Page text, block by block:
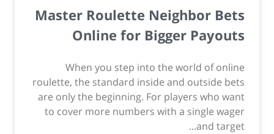
Master Roulette Neighbor Bets
Online for Bigger Payouts
When you step into the world of online
roulette, the standard inside and outside bets
are only the beginning. For players who want
to cover more numbers with a single wager
and target...